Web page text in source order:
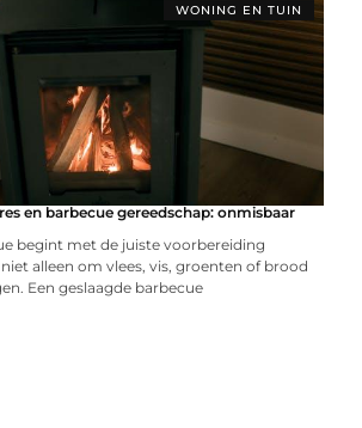
WONING EN TUIN
en barbecue gereedschap: onmisbaar
begint met de juiste voorbereiding
alleen om vlees, vis, groenten of brood
Een geslaagde barbecue